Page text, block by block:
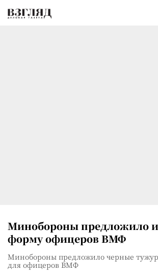
Минобороны предложило
форму офицеров ВМФ
Минобороны предложило черные
для офицеров ВМФ